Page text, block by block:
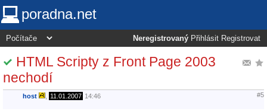
poradna.net
Neregistrovaný Přihlásit Registrovat
HTML Scripty z Front Page 2003
nechodí
host 11.01.2007 14:46 #5